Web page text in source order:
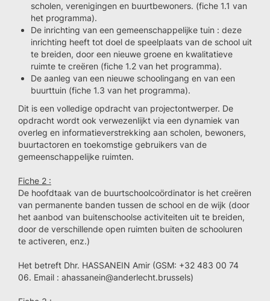
scholen, verenigingen en buurtbewoners. (fiche 1.1 van
het programma).
De inrichting van een gemeenschappelijke tuin : deze
inrichting heeft tot doel de speelplaats van de school uit
te breiden, door een nieuwe groene en kwalitatieve
ruimte te creëren (fiche 1.2 van het programma).
De aanleg van een nieuwe schoolingang en van een
buurttuin (fiche 1.3 van het programma).
Dit is een volledige opdracht van projectontwerper. De
opdracht wordt ook verwezenlijkt via een dynamiek van
overleg en informatieverstrekking aan scholen, bewoners,
buurtactoren en toekomstige gebruikers van de
gemeenschappelijke ruimten.
Fiche 2 :
De hoofdtaak van de buurtschoolcoördinator is het creëren
van permanente banden tussen de school en de wijk (door
het aanbod van buitenschoolse activiteiten uit te breiden,
door de verschillende open ruimten buiten de schooluren
te activeren, enz.)
Het betreft Dhr. HASSANEIN Amir (GSM: +32 483 00 74
06. Email : ahassanein@anderlecht.brussels)